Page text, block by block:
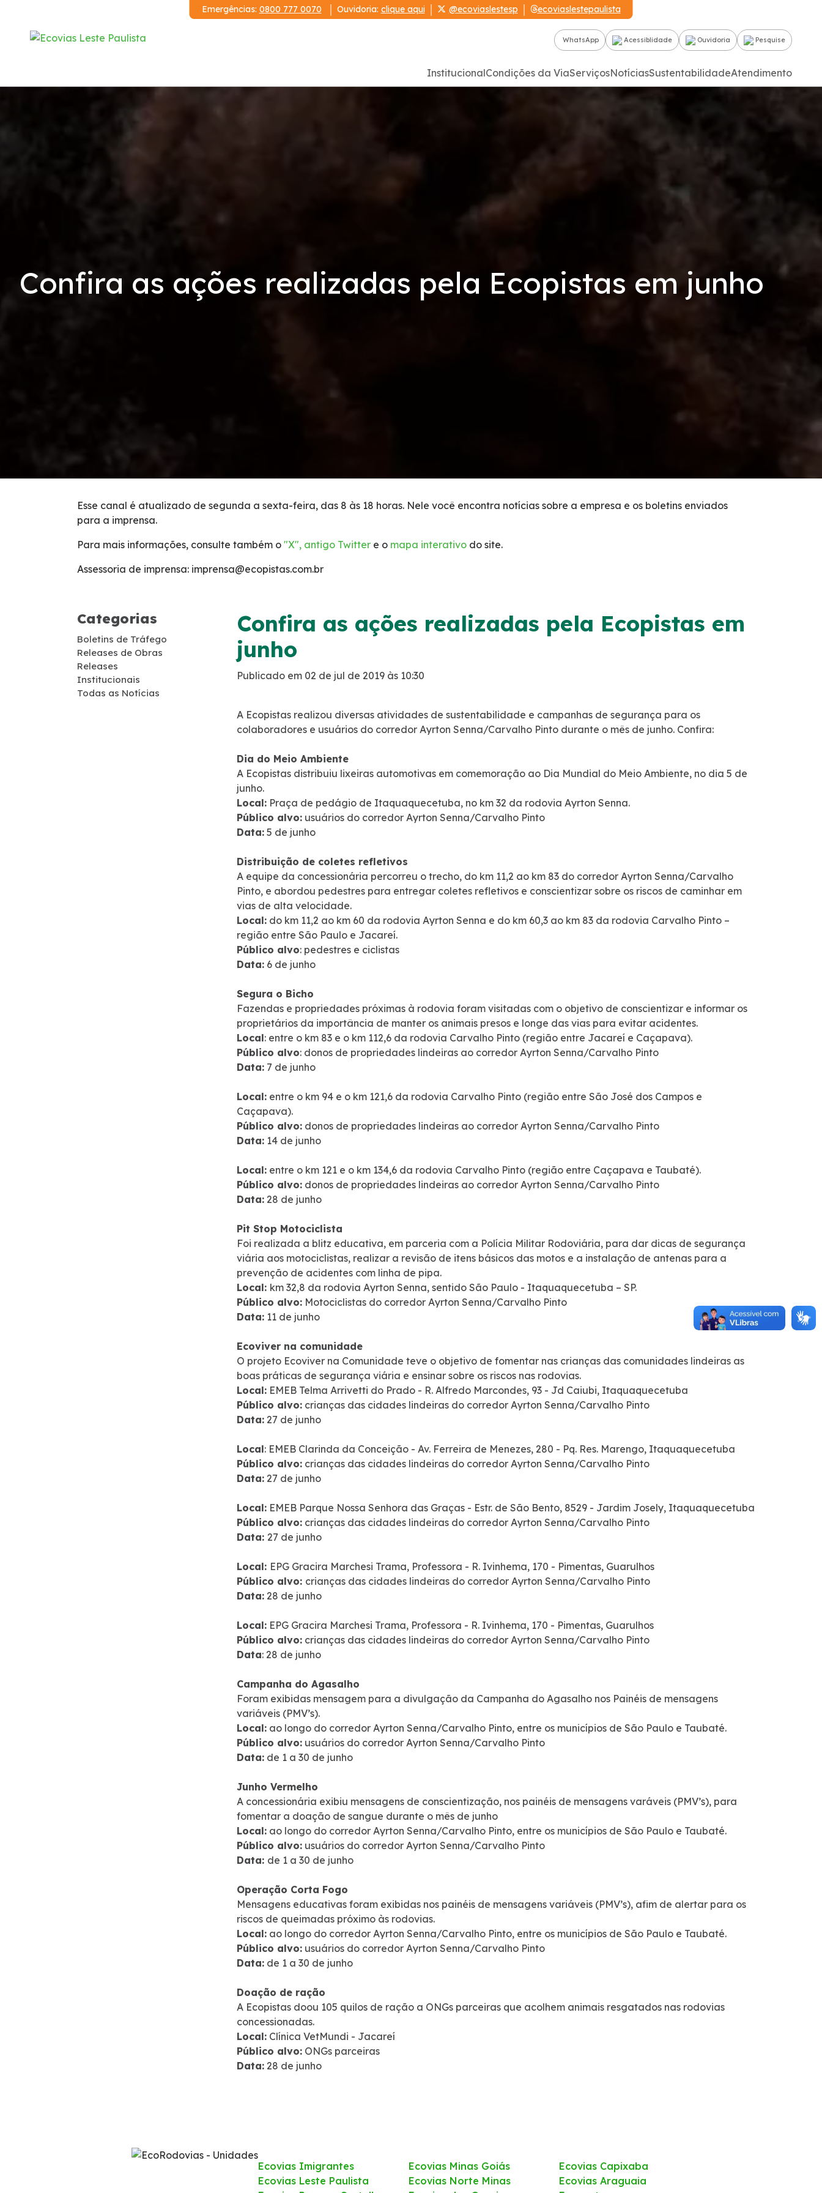
Emergências: 0800 777 0070 Ouvidoria: clique aqui @ecoviaslestesp ecoviaslestepaulista
WhatsApp Acessiblidade Ouvidoria Pesquise
InstitucionalCondições da ViaServiçosNotíciasSustentabilidadeAtendimento
Serviços
0800 e Callbox
Carta ao Usuário
Confira as ações realizadas pela Ecopistas em junho
Esse canal é atualizado de segunda a sexta-feira, das 8 às 18 horas. Nele você encontra notícias sobre a empresa e os boletins enviados
para a imprensa.
Para mais informações, consulte também o "X", antigo Twitter e o mapa interativo do site.
Assessoria de imprensa: imprensa@ecopistas.com.br
Categorias
Boletins de Tráfego
Releases de Obras
Releases
Institucionais
Todas as Notícias
Confira as ações realizadas pela Ecopistas em
junho
Publicado em 02 de jul de 2019 às 10:30
A Ecopistas realizou diversas atividades de sustentabilidade e campanhas de segurança para os
colaboradores e usuários do corredor Ayrton Senna/Carvalho Pinto durante o mês de junho. Confira:
Dia do Meio Ambiente
A Ecopistas distribuiu lixeiras automotivas em comemoração ao Dia Mundial do Meio Ambiente, no dia 5 de
junho.
Local: Praça de pedágio de Itaquaquecetuba, no km 32 da rodovia Ayrton Senna.
Público alvo: usuários do corredor Ayrton Senna/Carvalho Pinto
Data: 5 de junho
Distribuição de coletes refletivos
A equipe da concessionária percorreu o trecho, do km 11,2 ao km 83 do corredor Ayrton Senna/Carvalho
Pinto, e abordou pedestres para entregar coletes refletivos e conscientizar sobre os riscos de caminhar em
vias de alta velocidade.
Local: do km 11,2 ao km 60 da rodovia Ayrton Senna e do km 60,3 ao km 83 da rodovia Carvalho Pinto –
região entre São Paulo e Jacareí.
Público alvo: pedestres e ciclistas
Data: 6 de junho
Segura o Bicho
Fazendas e propriedades próximas à rodovia foram visitadas com o objetivo de conscientizar e informar os
proprietários da importância de manter os animais presos e longe das vias para evitar acidentes.
Local: entre o km 83 e o km 112,6 da rodovia Carvalho Pinto (região entre Jacareí e Caçapava).
Público alvo: donos de propriedades lindeiras ao corredor Ayrton Senna/Carvalho Pinto
Data: 7 de junho
Local: entre o km 94 e o km 121,6 da rodovia Carvalho Pinto (região entre São José dos Campos e
Caçapava).
Público alvo: donos de propriedades lindeiras ao corredor Ayrton Senna/Carvalho Pinto
Data: 14 de junho
Local: entre o km 121 e o km 134,6 da rodovia Carvalho Pinto (região entre Caçapava e Taubaté).
Público alvo: donos de propriedades lindeiras ao corredor Ayrton Senna/Carvalho Pinto
Data: 28 de junho
Pit Stop Motociclista
Foi realizada a blitz educativa, em parceria com a Polícia Militar Rodoviária, para dar dicas de segurança
viária aos motociclistas, realizar a revisão de itens básicos das motos e a instalação de antenas para a
prevenção de acidentes com linha de pipa.
Local: km 32,8 da rodovia Ayrton Senna, sentido São Paulo - Itaquaquecetuba – SP.
Público alvo: Motociclistas do corredor Ayrton Senna/Carvalho Pinto
Data: 11 de junho
Ecoviver na comunidade
O projeto Ecoviver na Comunidade teve o objetivo de fomentar nas crianças das comunidades lindeiras as
boas práticas de segurança viária e ensinar sobre os riscos nas rodovias.
Local: EMEB Telma Arrivetti do Prado - R. Alfredo Marcondes, 93 - Jd Caiubi, Itaquaquecetuba
Público alvo: crianças das cidades lindeiras do corredor Ayrton Senna/Carvalho Pinto
Data: 27 de junho
Local: EMEB Clarinda da Conceição - Av. Ferreira de Menezes, 280 - Pq. Res. Marengo, Itaquaquecetuba
Público alvo: crianças das cidades lindeiras do corredor Ayrton Senna/Carvalho Pinto
Data: 27 de junho
Local: EMEB Parque Nossa Senhora das Graças - Estr. de São Bento, 8529 - Jardim Josely, Itaquaquecetuba
Público alvo: crianças das cidades lindeiras do corredor Ayrton Senna/Carvalho Pinto
Data: 27 de junho
Local: EPG Gracira Marchesi Trama, Professora - R. Ivinhema, 170 - Pimentas, Guarulhos
Público alvo: crianças das cidades lindeiras do corredor Ayrton Senna/Carvalho Pinto
Data: 28 de junho
Local: EPG Gracira Marchesi Trama, Professora - R. Ivinhema, 170 - Pimentas, Guarulhos
Público alvo: crianças das cidades lindeiras do corredor Ayrton Senna/Carvalho Pinto
Data: 28 de junho
Campanha do Agasalho
Foram exibidas mensagem para a divulgação da Campanha do Agasalho nos Painéis de mensagens
variáveis (PMV’s).
Local: ao longo do corredor Ayrton Senna/Carvalho Pinto, entre os municípios de São Paulo e Taubaté.
Público alvo: usuários do corredor Ayrton Senna/Carvalho Pinto
Data: de 1 a 30 de junho
Junho Vermelho
A concessionária exibiu mensagens de conscientização, nos painéis de mensagens varáveis (PMV’s), para
fomentar a doação de sangue durante o mês de junho
Local: ao longo do corredor Ayrton Senna/Carvalho Pinto, entre os municípios de São Paulo e Taubaté.
Público alvo: usuários do corredor Ayrton Senna/Carvalho Pinto
Data: de 1 a 30 de junho
Operação Corta Fogo
Mensagens educativas foram exibidas nos painéis de mensagens variáveis (PMV’s), afim de alertar para os
riscos de queimadas próximo às rodovias.
Local: ao longo do corredor Ayrton Senna/Carvalho Pinto, entre os municípios de São Paulo e Taubaté.
Público alvo: usuários do corredor Ayrton Senna/Carvalho Pinto
Data: de 1 a 30 de junho
Doação de ração
A Ecopistas doou 105 quilos de ração a ONGs parceiras que acolhem animais resgatados nas rodovias
concessionadas.
Local: Clínica VetMundi - Jacareí
Público alvo: ONGs parceiras
Data: 28 de junho
Ecovias Imigrantes
Ecovias Leste Paulista
Ecovias Minas Goiás
Ecovias Norte Minas
Ecovias Capixaba
Ecovias Araguaia